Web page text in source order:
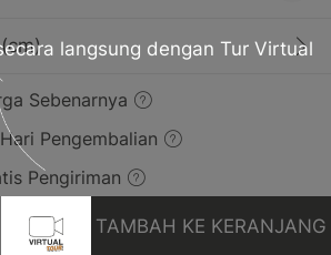
Sebenarnya
Pengembalian
Pengiriman
TAMBAH KE KERANJANG
langsung dengan Tur Virtual